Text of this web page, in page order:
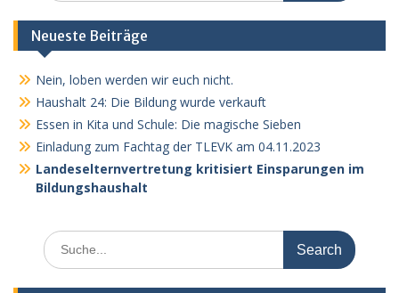
Neueste Beiträge
Nein, loben werden wir euch nicht.
Haushalt 24: Die Bildung wurde verkauft
Essen in Kita und Schule: Die magische Sieben
Einladung zum Fachtag der TLEVK am 04.11.2023
Landeselternvertretung kritisiert Einsparungen im
Bildungshaushalt
Search
for: